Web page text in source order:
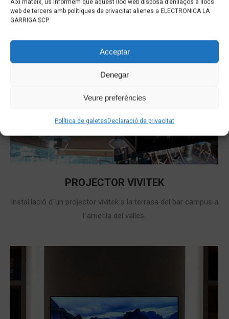
Així mateix, us informem que aquest lloc web disposa d’enllaços a llocs
web de tercers amb polítiques de privacitat alienes a ELECTRONICA LA
GARRIGA SCP.
Acceptar
Denegar
Veure preferències
Política de galetesDeclaració de privacitat
PROJECTOR VIVITEK
Instal.lació d´un projector vivitek a la terrasa del bar campus a
l´ametlla del valles.